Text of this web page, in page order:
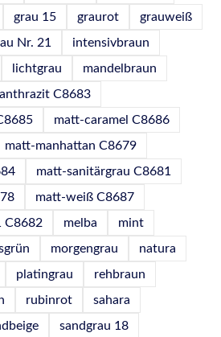
grau 15 graurot
grauweiß
Nr. 21
intensivbraun
lichtgrau
mandelbraun
C8683
matt-caramel C8686
matt-manhattan C8679
matt-sanitärgrau C8681
matt-weiß C8687
C8682
melba
mint
morgengrau
natura
platingrau
rehbraun
rubinrot
sahara
sandgrau 18